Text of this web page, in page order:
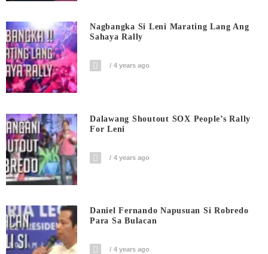
Nagbangka Si Leni Marating Lang Ang
Sahaya Rally
4 years ago
Dalawang Shoutout SOX People’s Rally
For Leni
4 years ago
Daniel Fernando Napusuan Si Robredo
Para Sa Bulacan
4 years ago